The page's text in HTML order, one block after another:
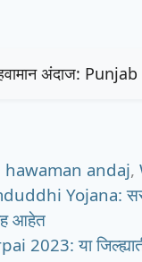
अंदाज:
andaj,
Yojana:
आहेत
2023: या